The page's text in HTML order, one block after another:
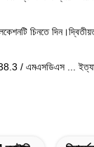
চিনতে
/ এমএসডিএস ...